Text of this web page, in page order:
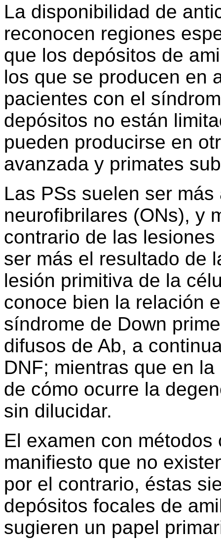
La disponibilidad de
reconocen regiones
que los depósitos de
los que se producen en
pacientes con el
depósitos no están
pueden producirse en
avanzada y primates
Las PSs suelen ser
neurofibrilares (ONs), y
contrario de las
ser más el resultado de
lesión primitiva de la
conoce bien la relación
síndrome de Down
difusos de Ab, a
DNF; mientras que en
de cómo ocurre la
sin dilucidar.
El examen con
manifiesto que no
por el contrario, éstas
depósitos focales de
sugieren un papel